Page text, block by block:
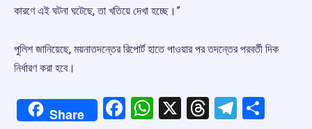
কারণে এই ঘটনা ঘটেছে, তা খতিয়ে দেখা হচ্ছে।”
পুলিশ জানিয়েছে, ময়নাতদন্তের রিপোর্ট হাতে পাওয়ার পর তদন্তের পরবর্তী দিক
নির্ধারণ করা হবে।
Share Facebook
WhatsApp
X Threads